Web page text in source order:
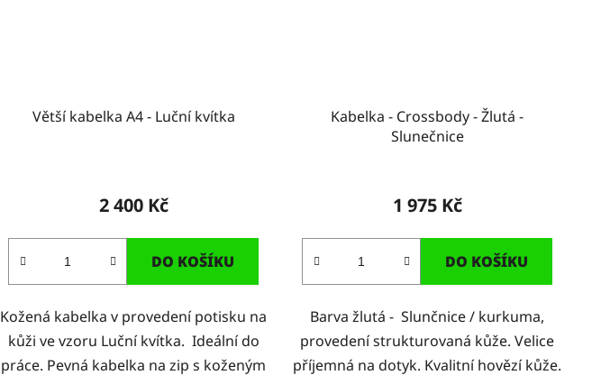
Větší kabelka A4 - Luční kvítka
2 400 Kč
DO KOŠÍKU
Kožená kabelka v provedení potisku na
kůži ve vzoru Luční kvítka. Ideální do
práce. Pevná kabelka na zip s koženým
Kabelka - Crossbody - Žlutá -
Slunečnice
1 975 Kč
DO KOŠÍKU
Barva žlutá - Slunčnice / kurkuma,
provedení strukturovaná kůže. Velice
příjemná na dotyk. Kvalitní hovězí kůže.